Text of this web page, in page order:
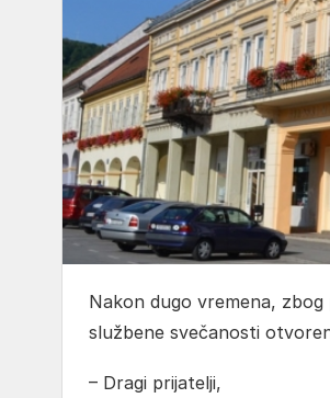
Nakon dugo vremena,
službene svečanosti
– Dragi prijatelji,